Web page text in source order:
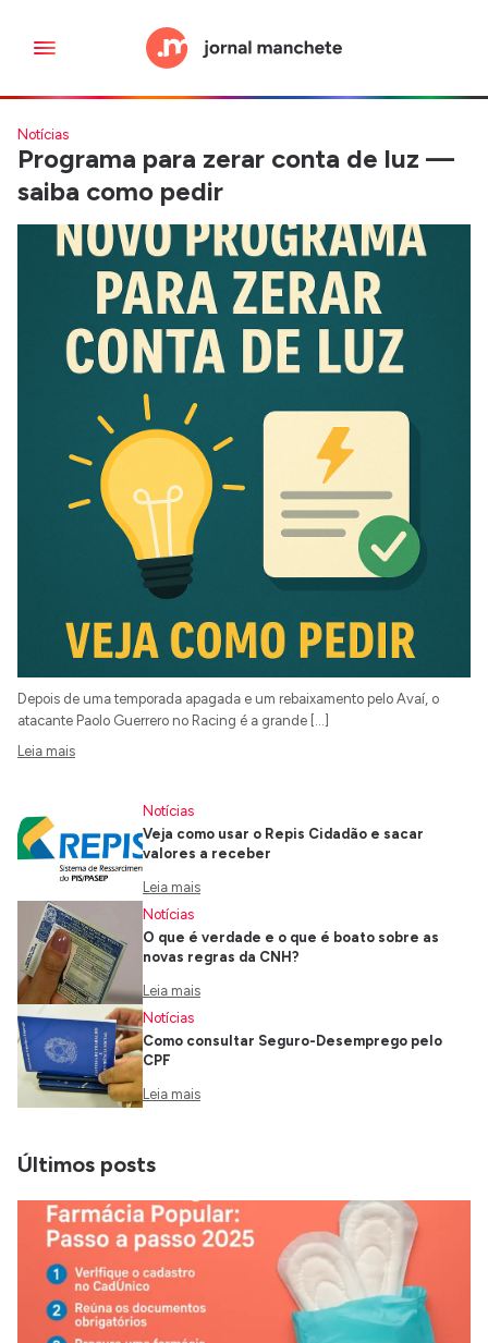
Notícias
Programa para zerar conta de luz —
saiba como pedir
Depois de uma temporada apagada e um rebaixamento pelo Avaí, o
atacante Paolo Guerrero no Racing é a grande […]
Leia mais
Notícias
Veja como usar o Repis Cidadão e sacar
valores a receber
Leia mais
Notícias
O que é verdade e o que é boato sobre as
novas regras da CNH?
Leia mais
Notícias
Como consultar Seguro-Desemprego pelo
CPF
Leia mais
Últimos posts